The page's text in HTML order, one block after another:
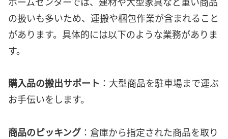
の扱いも多いため、運搬や梱包作業が含まれること
があります。具体的には以下のような業務がありま
す。
購入品の搬出サポート ：大型商品を駐車場まで運ぶ
お手伝いをします。
商品のピッキング ：倉庫から指定された商品を取り